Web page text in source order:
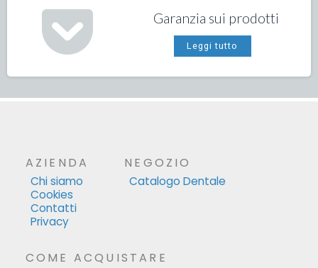
Garanzia sui prodotti
Leggi tutto
AZIENDA
Chi siamo
Cookies
Contatti
Privacy
NEGOZIO
Catalogo Dentale
COME ACQUISTARE